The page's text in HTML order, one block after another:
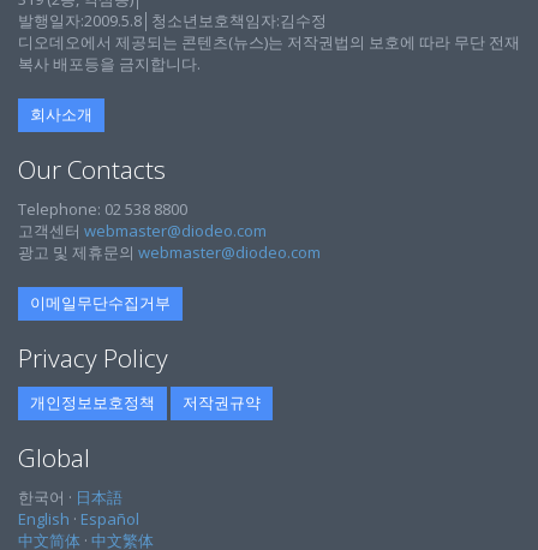
발행일자:2009.5.8│청소년보호책임자:김수정
디오데오에서 제공되는 콘텐츠(뉴스)는 저작권법의 보호에 따라 무단 전재
복사 배포등을 금지합니다.
회사소개
Our Contacts
Telephone: 02 538 8800
고객센터 webmaster@diodeo.com
광고 및 제휴문의 webmaster@diodeo.com
이메일무단수집거부
Privacy Policy
개인정보보호정책 저작권규약
Global
한국어 · 日本語
English · Español
中文简体 · 中文繁体